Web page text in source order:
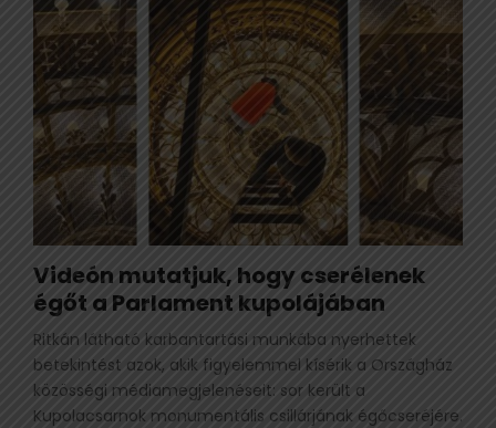
Videón mutatjuk, hogy cserélenek
égőt a Parlament kupolájában
Ritkán látható karbantartási munkába nyerhettek
betekintést azok, akik figyelemmel kísérik a Országház
közösségi médiamegjelenéseit: sor került a
Kupolacsarnok monumentális csillárjának égőcseréjére.